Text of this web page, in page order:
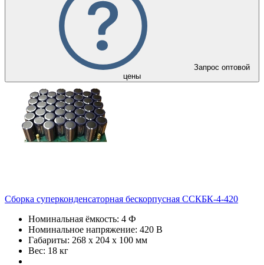
Запрос оптовой
цены
Сборка суперконденсаторная бескорпусная ССКБК-4-420
Номинальная ёмкость: 4 Ф
Номинальное напряжение: 420 В
Габариты: 268 х 204 х 100 мм
Вес: 18 кг